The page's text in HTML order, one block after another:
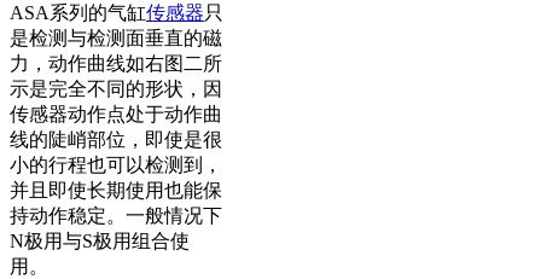
ASA系列的气缸传感器只
是检测与检测面垂直的磁
力，动作曲线如右图二所
示是完全不同的形状，因
传感器动作点处于动作曲
线的陡峭部位，即使是很
小的行程也可以检测到，
并且即使长期使用也能保
持动作稳定。一般情况下
N极用与S极用组合使
用。